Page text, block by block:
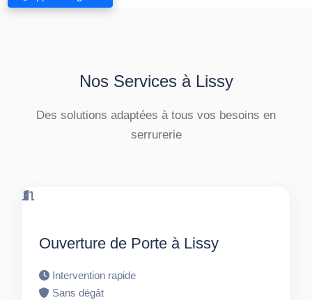
Nos Services à Lissy
Des solutions adaptées à tous vos besoins en
serrurerie
Ouverture de Porte à Lissy
Intervention rapide
Sans dégât